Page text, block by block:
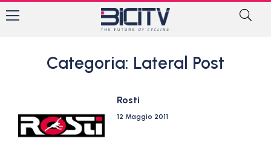
Categoria: Lateral Post
Rosti
12 Maggio 2011